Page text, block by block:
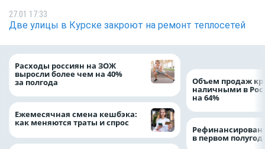
27.01 17:33
Две улицы в Курске закроют на ремонт теплосетей
Расходы россиян на ЗОЖ
выросли более чем на 40%
за полгода
Ежемесячная смена кешбэка:
как меняются траты и спрос
Объем продаж
наличными в
на 64%
в первом